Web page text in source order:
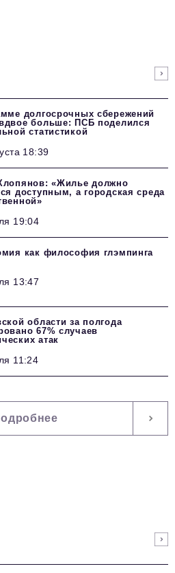
долгосрочных сбережений
больше: ПСБ поделился
статистикой
18:39
«Жилье должно
доступным, а городская среда
19:04
как философия глэмпинга
13:47
области за полгода
67% случаев
атак
11:24